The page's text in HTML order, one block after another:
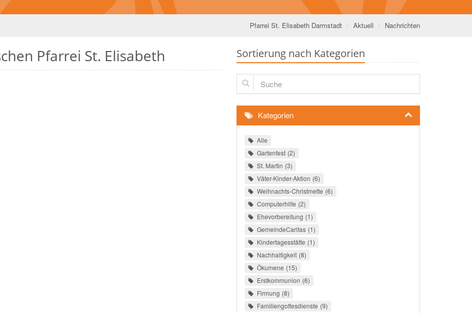
Pfarrei St. Elisabeth Darmstadt Aktuell Nachrichten
Pfarrei St. Elisabeth Sortierung nach Kategorien
Suche
Kategorien
Alle
Gartenfest 2
St. Martin 3
Väter-Kinder-Aktion 6
Weihnachts-Christmette 6
Computerhilfe 2
Ehevorbereitung 1
GemeindeCaritas 1
Kindertagesstätte 1
Nachhaltigkeit 8
Ökumene 15
Erstkommunion 6
Firmung 8
Familiengottesdienste 9